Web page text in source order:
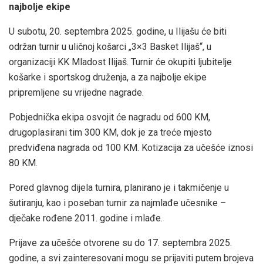
najbolje ekipe
U subotu, 20. septembra 2025. godine, u Ilijašu će biti
održan turnir u uličnoj košarci „3×3 Basket Ilijaš“, u
organizaciji KK Mladost Ilijaš. Turnir će okupiti ljubitelje
košarke i sportskog druženja, a za najbolje ekipe
pripremljene su vrijedne nagrade.
Pobjednička ekipa osvojit će nagradu od 600 KM,
drugoplasirani tim 300 KM, dok je za treće mjesto
predviđena nagrada od 100 KM. Kotizacija za učešće iznosi
80 KM.
Pored glavnog dijela turnira, planirano je i takmičenje u
šutiranju, kao i poseban turnir za najmlađe učesnike –
dječake rođene 2011. godine i mlađe.
Prijave za učešće otvorene su do 17. septembra 2025.
godine, a svi zainteresovani mogu se prijaviti putem brojeva